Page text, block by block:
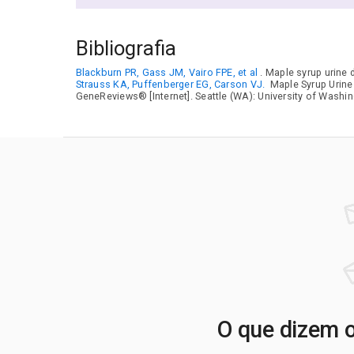
Bibliografia
Blackburn PR, Gass JM, Vairo FPE, et al
. Maple syrup
Strauss KA, Puffenberger EG, Carson VJ.
Maple Syrup
GeneReviews® [Internet]. Seattle (WA): University of
O que dizem